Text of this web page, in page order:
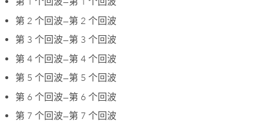
第 2 个回波—第 2 个回波
第 3 个回波—第 3 个回波
第 4 个回波—第 4 个回波
第 5 个回波—第 5 个回波
第 6 个回波—第 6 个回波
第 7 个回波—第 7 个回波